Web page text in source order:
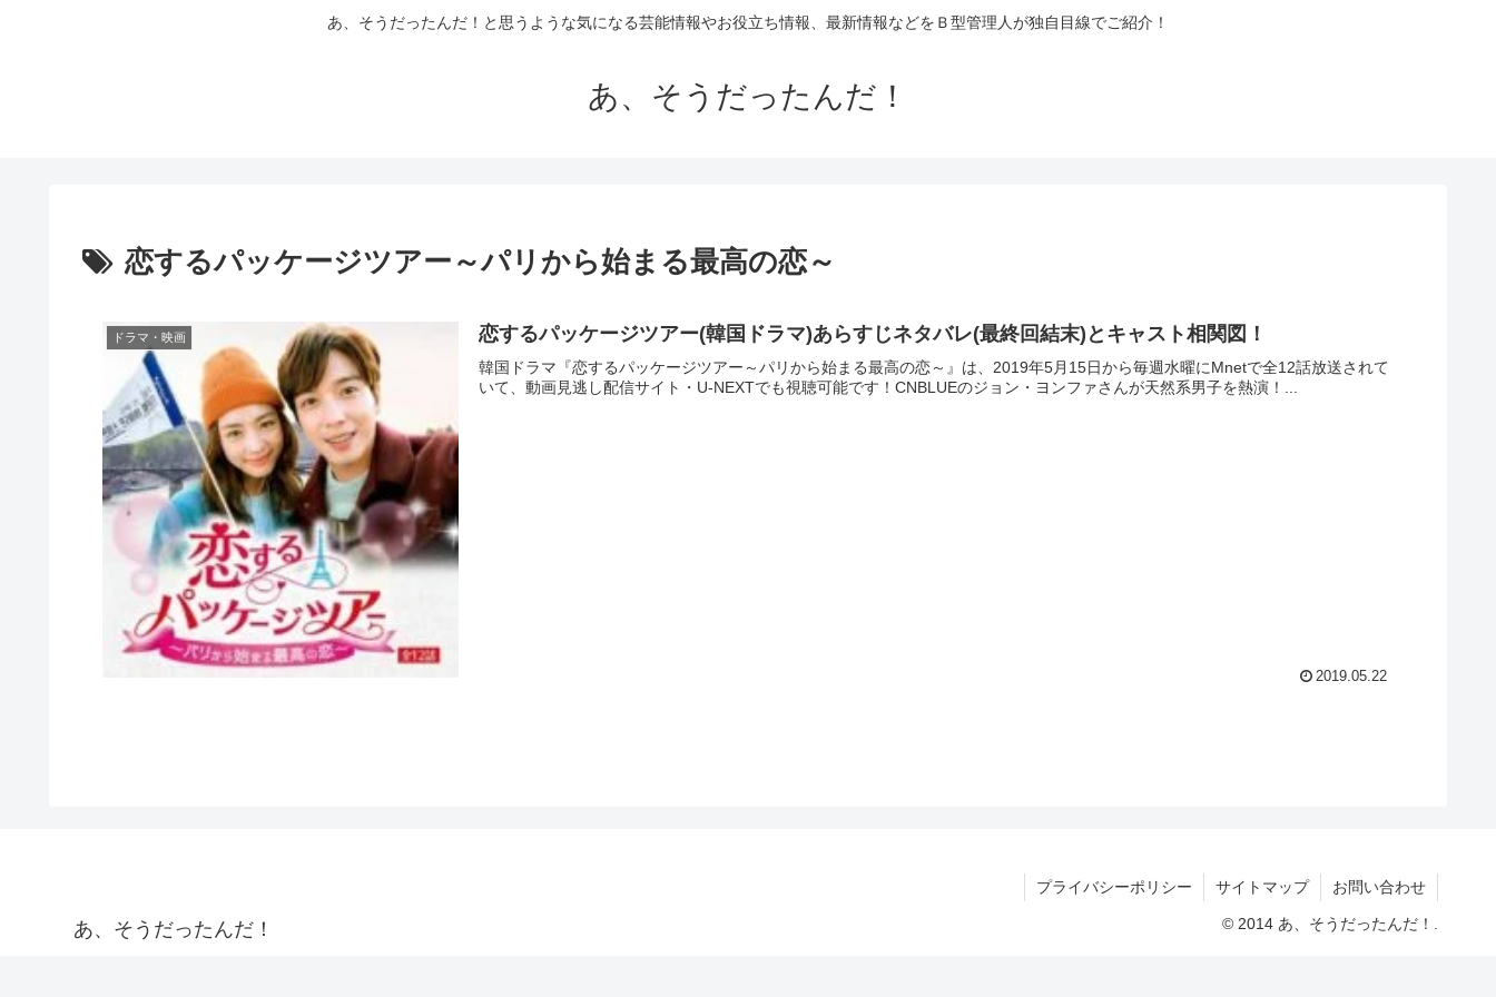
あ、そうだったんだ！と思うような気になる芸能情報やお役立ち情報、最新情報などをＢ型管理人が独自目線でご紹介！
あ、そうだったんだ！
恋するパッケージツアー～パリから始まる最高の恋～
ドラマ・映画 恋するパッケージツアー(韓国ドラマ)あらすじネタバレ(最終回結末)とキャスト相関図！
韓国ドラマ『恋するパッケージツアー～パリから始まる最高の恋～』は、2019年5月15日から毎週水曜にMnetで全12話放送されて
いて、動画見逃し配信サイト・U-NEXTでも視聴可能です！CNBLUEのジョン・ヨンファさんが天然系男子を熱演！...
2019.05.22
あ、そうだったんだ！
プライバシーポリシー サイトマップ お問い合わせ
© 2014 あ、そうだったんだ！.